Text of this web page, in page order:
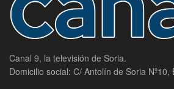
Canal 9, la televisión de Soria.
Domicilio social: C/ Antolín de Soria Nº10,